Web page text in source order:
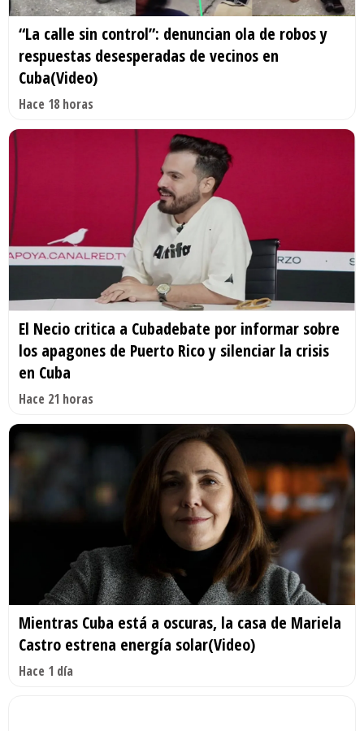
“La calle sin control”: denuncian ola de robos y
respuestas desesperadas de vecinos en
Cuba(Video)
Hace 18 horas
El Necio critica a Cubadebate por informar sobre
los apagones de Puerto Rico y silenciar la crisis
en Cuba
Hace 21 horas
Mientras Cuba está a oscuras, la casa de Mariela
Castro estrena energía solar(Video)
Hace 1 día